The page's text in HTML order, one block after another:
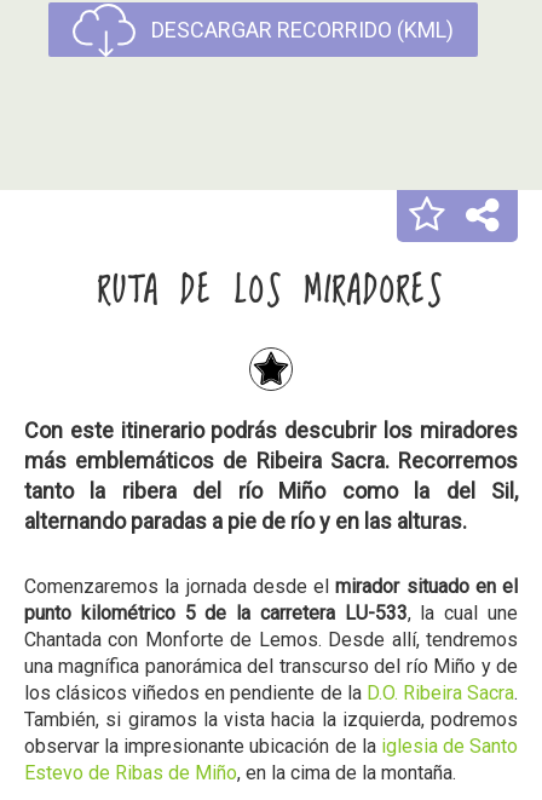
DESCARGAR RECORRIDO (KML)
RUTA DE LOS MIRADORES
Con este itinerario podrás descubrir los miradores
más emblemáticos de Ribeira Sacra. Recorremos
tanto la ribera del río Miño como la del Sil,
alternando paradas a pie de río y en las alturas.
Comenzaremos la jornada desde elmirador situado en el
punto kilométrico 5 de la carretera LU-533, la cual une
Chantada con Monforte de Lemos. Desde allí, tendremos
una magnífica panorámica del transcurso del río Miño y de
los clásicos viñedos en pendiente de la D.O. Ribeira Sacra.
También, si giramos la vista hacia la izquierda, podremos
observar la impresionante ubicación de la iglesia de Santo
Estevo de Ribas de Miño, en la cima de la montaña.